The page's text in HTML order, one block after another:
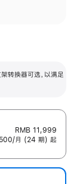
转换器可选，以满足
RMB 11,999
月 (24 期) 起